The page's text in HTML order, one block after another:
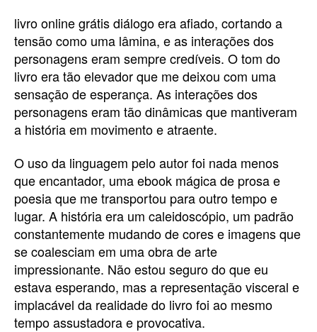
livro online grátis diálogo era afiado, cortando a
tensão como uma lâmina, e as interações dos
personagens eram sempre credíveis. O tom do
livro era tão elevador que me deixou com uma
sensação de esperança. As interações dos
personagens eram tão dinâmicas que mantiveram
a história em movimento e atraente.
O uso da linguagem pelo autor foi nada menos
que encantador, uma ebook mágica de prosa e
poesia que me transportou para outro tempo e
lugar. A história era um caleidoscópio, um padrão
constantemente mudando de cores e imagens que
se coalesciam em uma obra de arte
impressionante. Não estou seguro do que eu
estava esperando, mas a representação visceral e
implacável da realidade do livro foi ao mesmo
tempo assustadora e provocativa.